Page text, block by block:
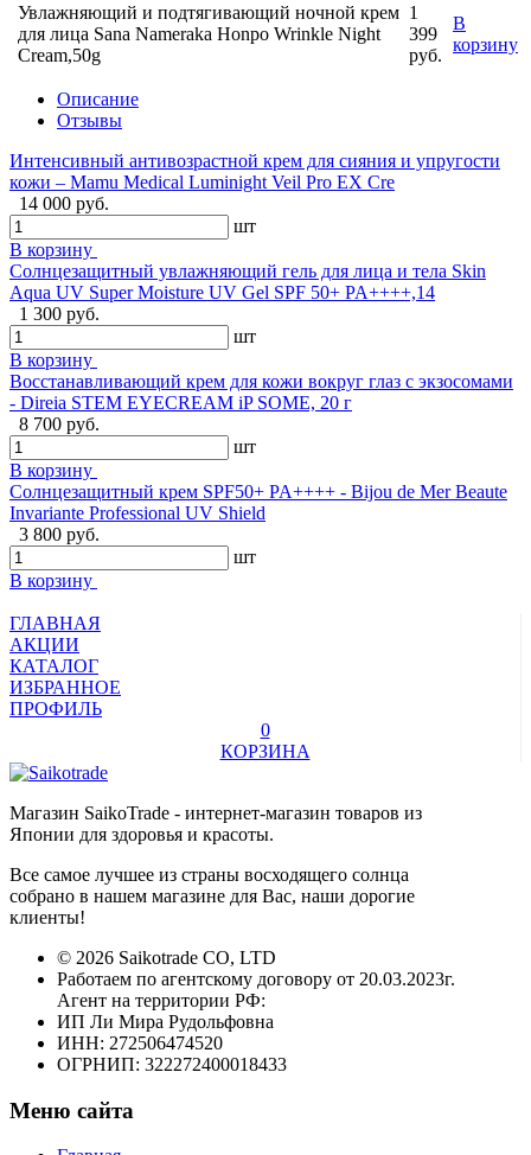
Увлажняющий и подтягивающий ночной крем
для лица Sana Nameraka Honpo Wrinkle Night
Cream,50g
1
399
руб.
В
корзину
Описание
Отзывы
Интенсивный антивозрастной крем для сияния и упругости
кожи – Mamu Medical Luminight Veil Pro EX Cre
14 000 руб.
шт
В корзину
Солнцезащитный увлажняющий гель для лица и тела Skin
Aqua UV Super Moisture UV Gel SPF 50+ PA++++,14
1 300 руб.
шт
В корзину
Восстанавливающий крем для кожи вокруг глаз с экзосомами
- Direia STEM EYECREAM iP SOME, 20 г
8 700 руб.
шт
В корзину
Cолнцезащитный крем SPF50+ PA++++ - Bijou de Mer Beaute
Invariante Professional UV Shield
3 800 руб.
шт
В корзину
ГЛАВНАЯ
АКЦИИ
КАТАЛОГ
ИЗБРАННОЕ
ПРОФИЛЬ
0
КОРЗИНА
Магазин SaikoTrade - интернет-магазин товаров из
Японии для здоровья и красоты.
Все самое лучшее из страны восходящего солнца
собрано в нашем магазине для Вас, наши дорогие
клиенты!
© 2026 Saikotrade CO, LTD
Работаем по агентскому договору от 20.03.2023г.
Агент на территории РФ:
ИП Ли Мира Рудольфовна
ИНН: 272506474520
ОГРНИП: 322272400018433
Меню сайта